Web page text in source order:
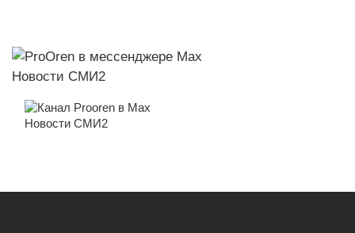
Новости СМИ2
Новости СМИ2